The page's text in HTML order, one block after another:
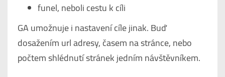
funel, neboli cestu k cíli
GA umožnuje i nastavení cíle jinak. Buď
dosažením url adresy, časem na stránce, nebo
počtem shlédnutí stránek jedním návštěvníkem.